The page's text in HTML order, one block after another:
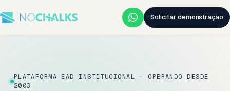
Solicitar demonstração
PLATAFORMA EAD INSTITUCIONAL · OPERANDO DESDE
2003